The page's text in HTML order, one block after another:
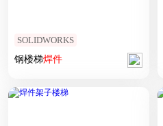
SOLIDWORKS
钢楼梯焊件